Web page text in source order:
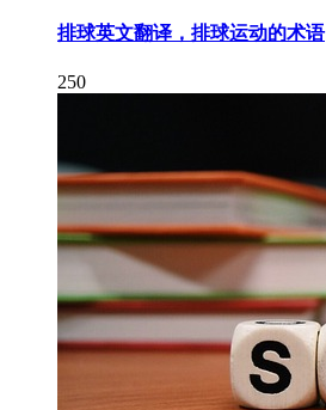
排球英文翻译，排球运动的术语
250